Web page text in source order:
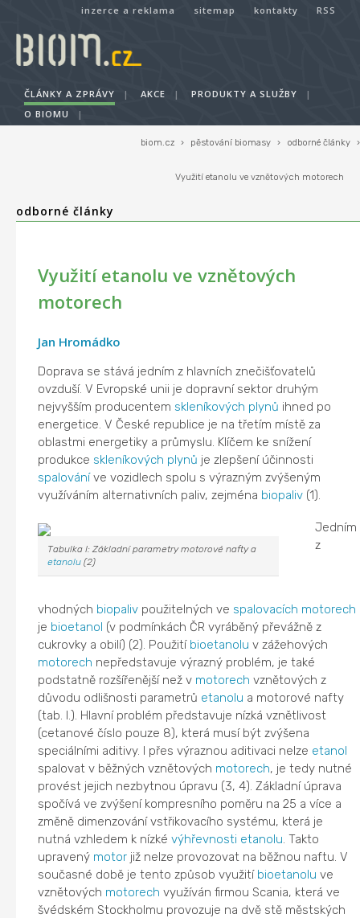
inzerce a reklama sitemap kontakty RSS
ČLÁNKY A ZPRÁVY | AKCE | PRODUKTY A SLUŽBY
|
O BIOMU
|
biom.cz › pěstování biomasy › odborné články ›
Využití etanolu ve vznětových motorech
odborné články
Využití etanolu ve vznětových
motorech
Jan Hromádko
Doprava se stává jedním z hlavních znečišťovatelů
ovzduší. V Evropské unii je dopravní sektor druhým
nejvyšším producentem skleníkových plynů ihned po
energetice. V České republice je na třetím místě za
oblastmi energetiky a průmyslu. Klíčem ke snížení
produkce skleníkových plynů je zlepšení účinnosti
spalováníve vozidlech spolu s výrazným zvýšeným
využíváním alternativních paliv, zejména biopaliv (1).
Tabulka I: Základní parametry motorové nafty a
etanolu (2)
Jedním
z
vhodných biopaliv použitelných ve spalovacích motorech
je bioetanol (v podmínkách ČR vyráběný převážně z
cukrovky a obilí) (2). Použití bioetanolu v zážehových
motorech nepředstavuje výrazný problém, je také
podstatně rozšířenější než v motorech vznětových z
důvodu odlišnosti parametrů etanolu a motorové nafty
(tab. I.). Hlavní problém představuje nízká vznětlivost
(cetanové číslo pouze 8), která musí být zvýšena
speciálními aditivy. I přes výraznou aditivaci nelze etanol
spalovat v běžných vznětových motorech, je tedy nutné
provést jejich nezbytnou úpravu (3, 4). Základní úprava
spočívá ve zvýšení kompresního poměru na 25 a více a
změně dimenzování vstřikovacího systému, která je
nutná vzhledem k nízkévýhřevnosti etanolu. Takto
upravený motor již nelze provozovat na běžnou naftu. V
současné době je tento způsob využití bioetanolu ve
vznětových motorech využíván firmou Scania, která ve
švédském Stockholmu provozuje na dvě stě městských